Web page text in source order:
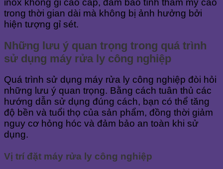
inox không gỉ cao cấp, đảm bảo tính thẩm mỹ cao
trong thời gian dài mà không bị ảnh hưởng bởi
hiện tượng gỉ sét.
Những lưu ý quan trọng trong quá trình
sử dụng máy rửa ly công nghiệp
Quá trình sử dụng máy rửa ly công nghiệp đòi hỏi
những lưu ý quan trọng. Bằng cách tuân thủ các
hướng dẫn sử dụng đúng cách, bạn có thể tăng
độ bền và tuổi thọ của sản phẩm, đồng thời giảm
nguy cơ hỏng hóc và đảm bảo an toàn khi sử
dụng.
Vị trí đặt máy rửa ly công nghiệp